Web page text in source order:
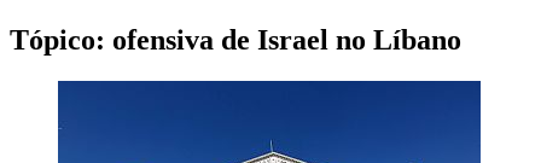
Tópico: ofensiva de Israel no Líbano